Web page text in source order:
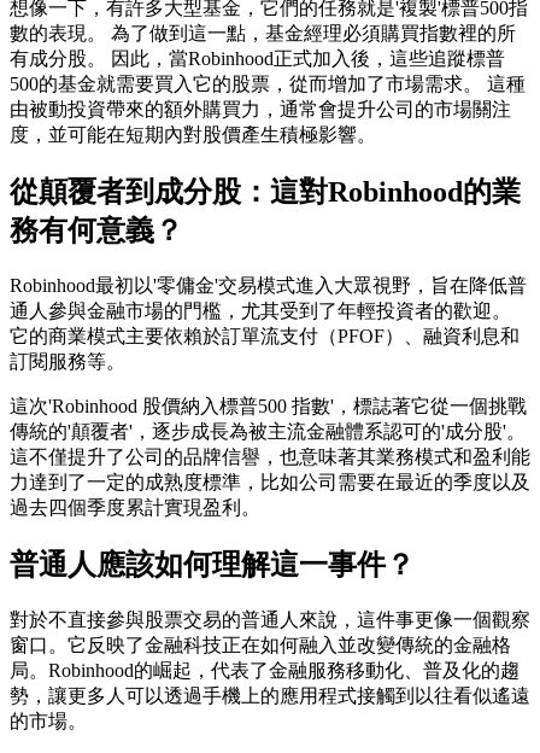
想像一下，有許多大型基金，它們的任務就是'複製'標普500指
數的表現。 為了做到這一點，基金經理必須購買指數裡的所
有成分股。 因此，當Robinhood正式加入後，這些追蹤標普
500的基金就需要買入它的股票，從而增加了市場需求。 這種
由被動投資帶來的額外購買力，通常會提升公司的市場關注
度，並可能在短期內對股價產生積極影響。
從顛覆者到成分股：這對Robinhood的業
務有何意義？
Robinhood最初以'零傭金'交易模式進入大眾視野，旨在降低普
通人參與金融市場的門檻，尤其受到了年輕投資者的歡迎。
它的商業模式主要依賴於訂單流支付（PFOF）、融資利息和
訂閱服務等。
這次'Robinhood 股價納入標普500 指數'，標誌著它從一個挑戰
傳統的'顛覆者'，逐步成長為被主流金融體系認可的'成分股'。
這不僅提升了公司的品牌信譽，也意味著其業務模式和盈利能
力達到了一定的成熟度標準，比如公司需要在最近的季度以及
過去四個季度累計實現盈利。
普通人應該如何理解這一事件？
對於不直接參與股票交易的普通人來說，這件事更像一個觀察
窗口。它反映了金融科技正在如何融入並改變傳統的金融格
局。Robinhood的崛起，代表了金融服務移動化、普及化的趨
勢，讓更多人可以透過手機上的應用程式接觸到以往看似遙遠
的市場。